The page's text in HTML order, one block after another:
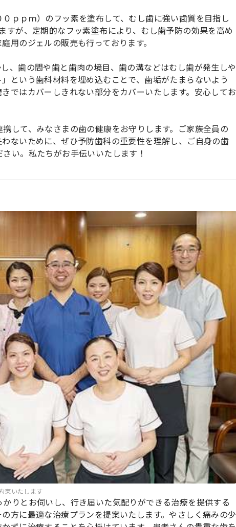
ｐｐｍ）のフッ素を塗布して、むし歯に強い歯質を目指し
すが、定期的なフッ素塗布により、むし歯予防の効果を高め
用のジェルの販売も行っております。
、歯の間や歯と歯肉の境目、歯の溝などはむし歯が発生しや
という歯科材料を埋め込むことで、歯垢がたまらないよう
ではカバーしきれない部分をカバーいたします。安心してお
して、みなさまの歯の健康をお守りします。ご家族全員の
ないために、ぜひ予防歯科の重要性を理解し、ご自身の歯
い。私たちがお手伝いいたします！
束いたします
りとお伺いし、行き届いた気配りができる治療を提供する
方に最適な治療プランを提案いたします。やさしく痛みの少